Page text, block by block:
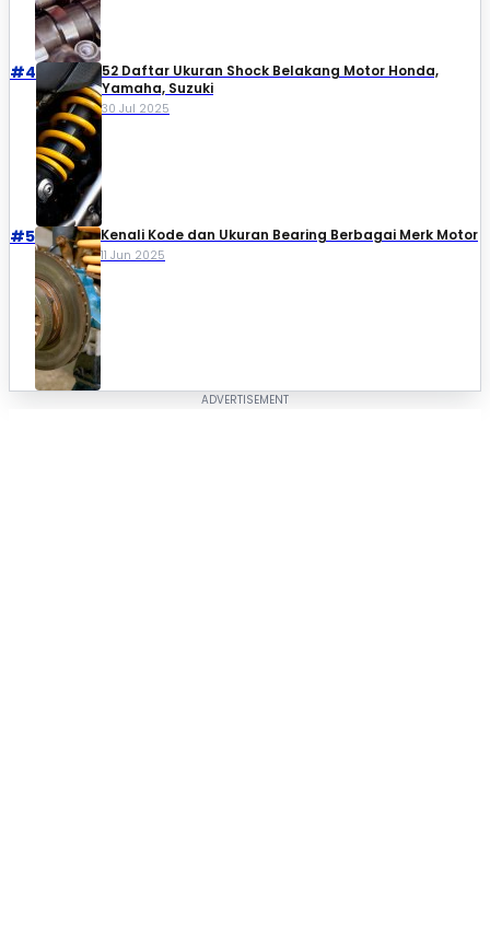
#4
52 Daftar Ukuran Shock Belakang Motor Honda,
Yamaha, Suzuki​
30 Jul 2025
#5 Kenali Kode dan Ukuran Bearing Berbagai Merk Motor
11 Jun 2025